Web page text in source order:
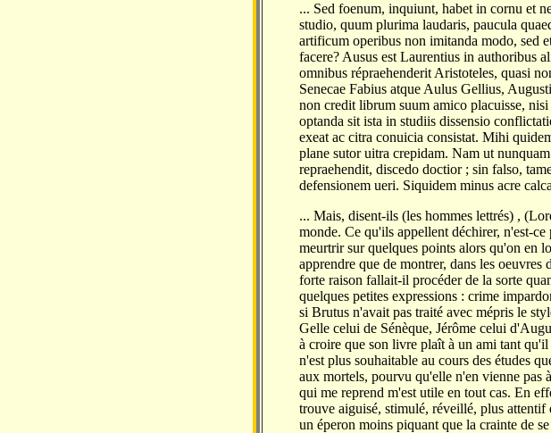
... Sed foenum, inquiunt, habet in cornu et
studio, quum plurima laudaris, paucula
artificum operibus non imitanda modo, sed
facere? Ausus est Laurentius in authoribus
omnibus répraehenderit Aristoteles, quasi
Senecae Fabius atque Aulus Gellius,
non credit librum suum amico placuisse,
optanda sit ista in studiis dissensio
exeat ac citra conuicia consistat. Mihi
plane sutor uitra crepidam. Nam ut
repraehendit, discedo doctior ; sin falso,
defensionem ueri. Siquidem minus acre
... Mais, disent-ils (les hommes lettrés) ,
monde. Ce qu'ils appellent déchirer, n'est-
meurtrir sur quelques points alors qu'on en
apprendre que de montrer, dans les
forte raison fallait-il procéder de la sorte
quelques petites expressions : crime
si Brutus n'avait pas traité avec mépris le
Gelle celui de Sénèque, Jérôme celui
à croire que son livre plaît à un ami tant
n'est plus souhaitable au cours des études
aux mortels, pourvu qu'elle n'en vienne pas
qui me reprend m'est utile en tout cas. En
trouve aiguisé, stimulé, réveillé, plus
un éperon moins piquant que la crainte de